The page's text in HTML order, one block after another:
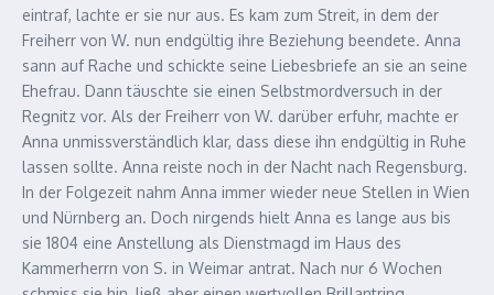
eintraf, lachte er sie nur aus. Es kam zum Streit, in dem der
Freiherr von W. nun endgültig ihre Beziehung beendete. Anna
sann auf Rache und schickte seine Liebesbriefe an sie an seine
Ehefrau. Dann täuschte sie einen Selbstmordversuch in der
Regnitz vor. Als der Freiherr von W. darüber erfuhr, machte er
Anna unmissverständlich klar, dass diese ihn endgültig in Ruhe
lassen sollte. Anna reiste noch in der Nacht nach Regensburg.
In der Folgezeit nahm Anna immer wieder neue Stellen in Wien
und Nürnberg an. Doch nirgends hielt Anna es lange aus bis
sie 1804 eine Anstellung als Dienstmagd im Haus des
Kammerherrn von S. in Weimar antrat. Nach nur 6 Wochen